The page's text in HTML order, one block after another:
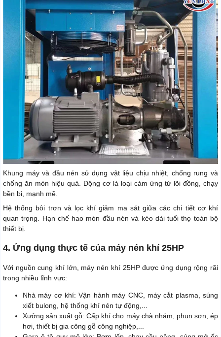
Khung máy và đầu nén sử dụng vật liệu chịu nhiệt, chống rung và
chống ăn mòn hiệu quả. Động cơ là loại cảm ứng từ lõi đồng, chạy
bền bỉ, mạnh mẽ.
Hệ thống bôi trơn và lọc khí giảm ma sát giữa các chi tiết cơ khí
quan trọng. Hạn chế hao mòn đầu nén và kéo dài tuổi thọ toàn bộ
thiết bị.
4. Ứng dụng thực tế của máy nén khí 25HP
Với nguồn cung khí lớn, máy nén khí 25HP được ứng dụng rộng rãi
trong nhiều lĩnh vực:
Nhà máy cơ khí: Vận hành máy CNC, máy cắt plasma, súng
xiết bulong, hệ thống khí nén tự động,...
Xưởng sản xuất gỗ: Cấp khí cho máy chà nhám, phun sơn, ép
hơi, thiết bị gia công gỗ công nghiệp,...